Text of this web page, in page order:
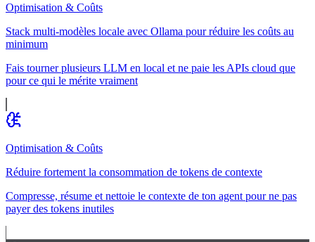
Optimisation & Coûts
Stack multi-modèles locale avec Ollama pour réduire les coûts au
minimum
Fais tourner plusieurs LLM en local et ne paie les APIs cloud que
pour ce qui le mérite vraiment
Optimisation & Coûts
Réduire fortement la consommation de tokens de contexte
Compresse, résume et nettoie le contexte de ton agent pour ne pas
payer des tokens inutiles